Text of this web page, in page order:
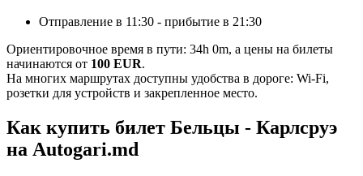
Отправление в 11:30 - прибытие в 21:30
Ориентировочное время в пути: 34h 0m, а цены на билеты
начинаются от 100 EUR.
На многих маршрутах доступны удобства в дороге: Wi-Fi,
розетки для устройств и закрепленное место.
Как купить билет Бельцы - Карлсруэ
на Autogari.md